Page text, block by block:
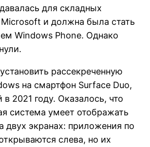
для складных
и должна была стать
Windows Phone. Однако
рассекреченную
на смартфон Surface Duo,
2021 году. Оказалось, что
система умеет отображать
двух экранах: приложения по
слева, но их